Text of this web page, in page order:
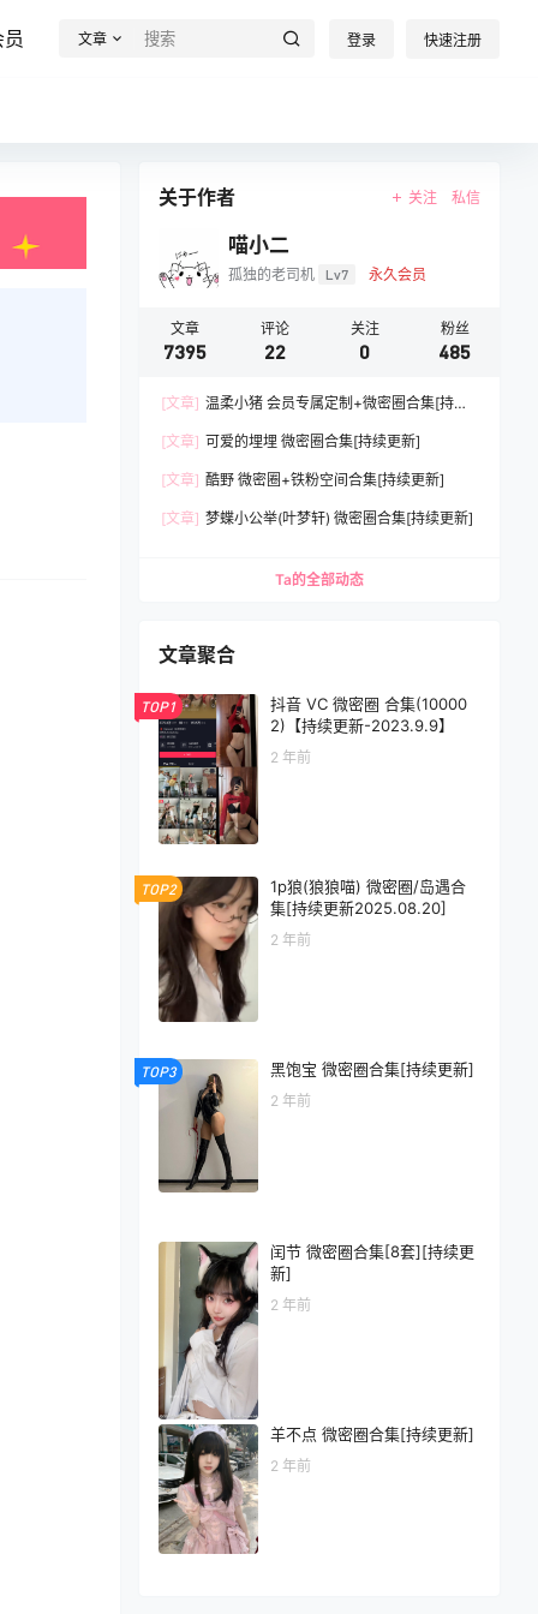
文章 登录 快速注册
关于作者 关注 私信
喵小二
孤独的老司机 Lv7 永久会员
文章
7395
评论
22
关注
0
粉丝
485
[文章] 温柔小猪 会员专属定制+微密圈合集[持续
[文章] 可爱的埋埋 微密圈合集[持续更新]
[文章] 酷野 微密圈+铁粉空间合集[持续更新]
[文章] 梦蝶小公举(叶梦轩) 微密圈合集[持续更新]
Ta的全部动态
文章聚合
TOP1
抖音 VC 微密圈 合集(10000
2)【持续更新-2023.9.9】
2 年前
TOP2
1p狼(狼狼喵) 微密圈/岛遇合
集[持续更新2025.08.20]
2 年前
TOP3 黑饱宝 微密圈合集[持续更新]
2 年前
闰节 微密圈合集[8套][持续更
新]
2 年前
羊不点 微密圈合集[持续更新]
2 年前